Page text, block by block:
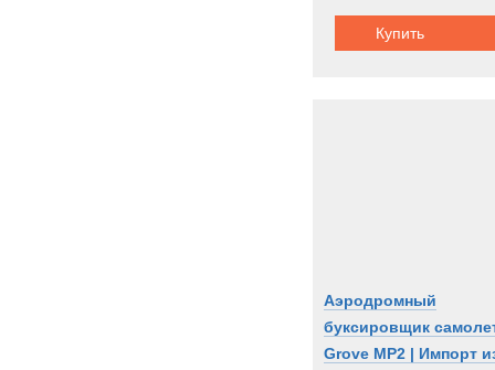
Купить
Аэродромный
буксировщик
Grove MP2 | Импорт